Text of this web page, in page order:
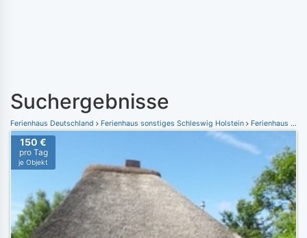
Suchergebnisse
Ferienhaus Deutschland Ferienhaus sonstiges Schleswig Holstein Ferienhaus Bornhöved
150 €
pro Tag
je Objekt